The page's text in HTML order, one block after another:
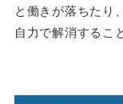
と働きが落ちたり
自力で解消するこ